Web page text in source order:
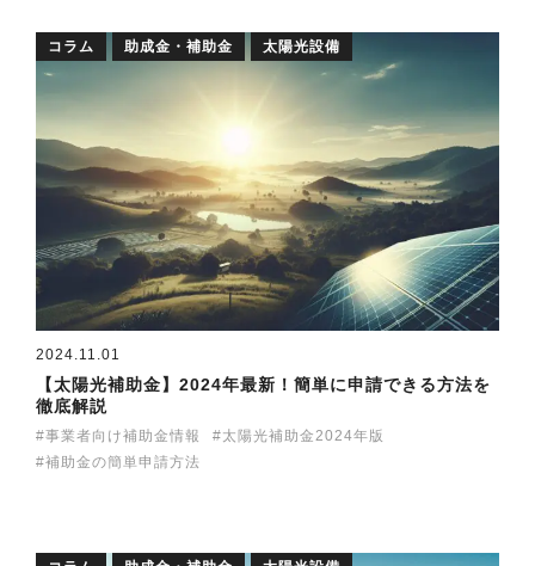
コラム 助成金・補助金 太陽光設備
2024.11.01
【太陽光補助金】2024年最新！簡単に申請できる方法を
徹底解説
事業者向け補助金情報
太陽光補助金2024年版
補助金の簡単申請方法